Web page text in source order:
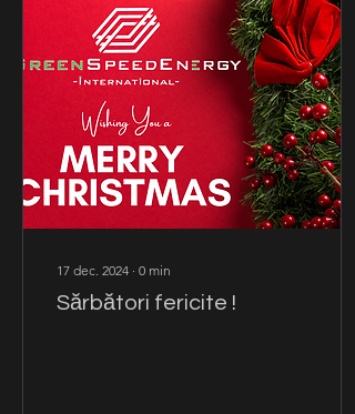
17 dec. 2024 ∙ 0 min
Sărbători fericite !